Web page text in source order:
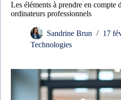
Les éléments à prendre en compte
ordinateurs professionnels
Sandrine Brun
17
Technologies